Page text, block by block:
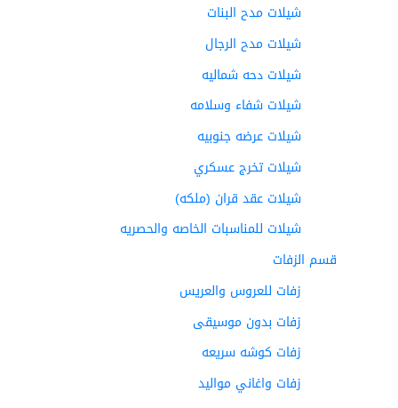
شيلات مدح البنات
شيلات مدح الرجال
شيلات دحه شماليه
شيلات شفاء وسلامه
شيلات عرضه جنوبيه
شيلات تخرج عسكري
شيلات عقد قران (ملكه)
شيلات للمناسبات الخاصه والحصريه
قسم الزفات
زفات للعروس والعريس
زفات بدون موسيقى
زفات كوشه سريعه
زفات واغاني مواليد